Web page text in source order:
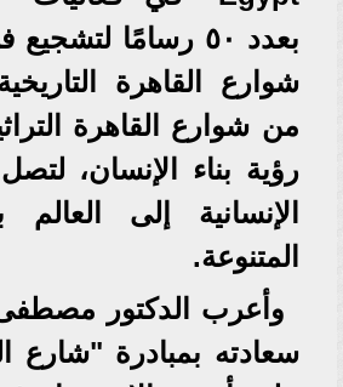
بعدد ٥٠ رسامًا
شوارع القاهرة
من شوارع القاهرة
رؤية بناء الإنسان،
الإنسانية إلى
المتنوعة.
وأعرب الدكتور
سعادته بمبادرة "شارع